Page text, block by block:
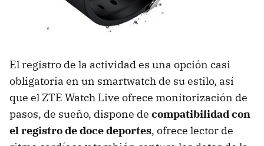
El registro de la actividad es una opción casi
obligatoria en un smartwatch de su estilo, así
que el ZTE Watch Live ofrece monitorización de
pasos, de sueño, dispone de compatibilidad con
el registro de doce deportes, ofrece lector de